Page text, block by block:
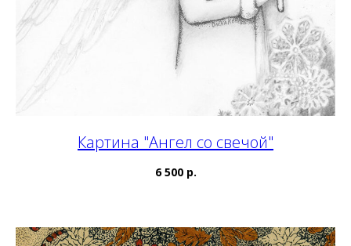
Картина "Ангел со свечой"
6 500 р.